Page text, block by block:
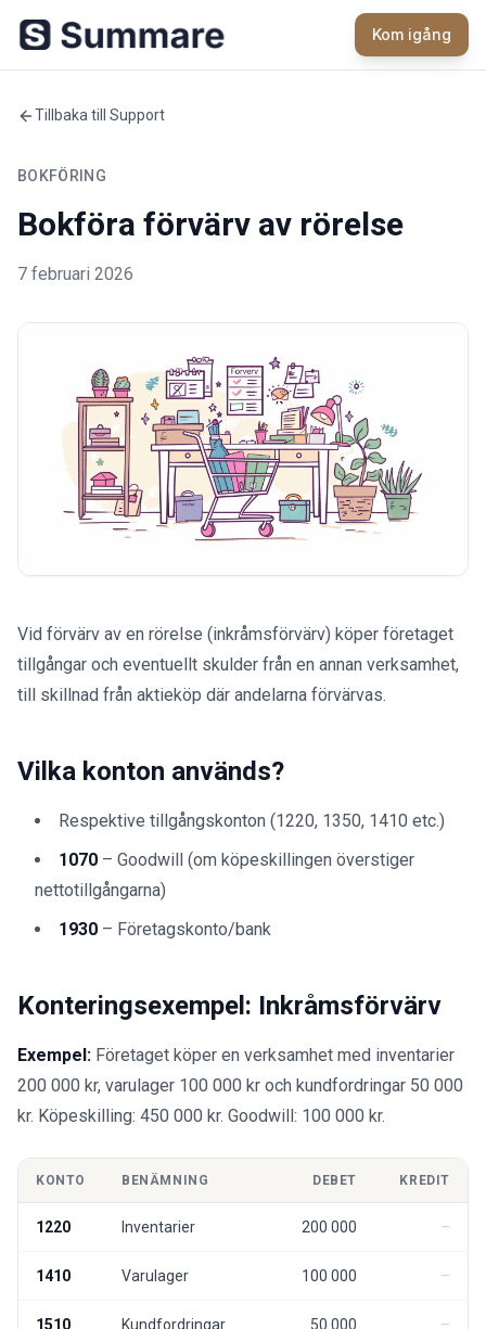
Kom igång
Tillbaka till Support
BOKFÖRING
Bokföra förvärv av rörelse
7 februari 2026
Vid förvärv av en rörelse (inkråmsförvärv) köper företaget
tillgångar och eventuellt skulder från en annan verksamhet,
till skillnad från aktieköp där andelarna förvärvas.
Vilka konton används?
Respektive tillgångskonton (1220, 1350, 1410 etc.)
1070 – Goodwill (om köpeskillingen överstiger
nettotillgångarna)
1930 – Företagskonto/bank
Konteringsexempel: Inkråmsförvärv
Exempel: Företaget köper en verksamhet med inventarier
200 000 kr, varulager 100 000 kr och kundfordringar 50 000
kr. Köpeskilling: 450 000 kr. Goodwill: 100 000 kr.
KONTO BENÄMNING DEBET KREDIT
1220 Inventarier 200 000
1410 Varulager 100 000
1510 Kundfordringar 50 000